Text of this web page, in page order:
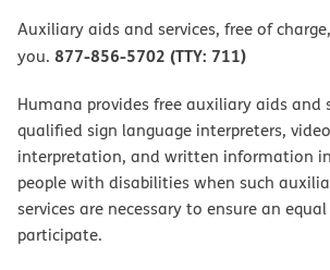
Auxiliary aids and services, free of
you. 877-856-5702 (TTY: 711)
Humana provides free auxiliary aids and
qualified sign language interpreters,
interpretation, and written information
people with disabilities when such
services are necessary to ensure an
participate.